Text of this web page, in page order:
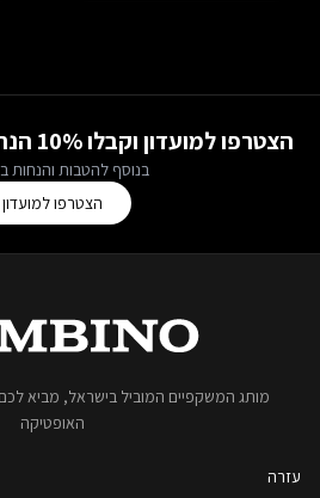
הצטרפו למועדון וקבלו 10% הנחה בהזמנה הקרובה!
בנוסף להטבות והנחות
הצטרפו למועדון
מותג המשקפיים המוביל בישראל, מביא
האופטיקה
עזרה